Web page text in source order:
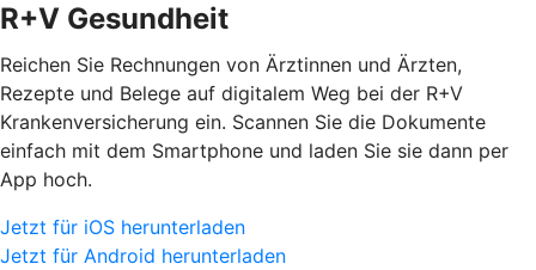
R+V Gesundheit
Reichen Sie Rechnungen von Ärztinnen und Ärzten,
Rezepte und Belege auf digitalem Weg bei der R+V
Krankenversicherung ein. Scannen Sie die Dokumente
einfach mit dem Smartphone und laden Sie sie dann per
App hoch.
Jetzt für iOS herunterladen
Jetzt für Android herunterladen